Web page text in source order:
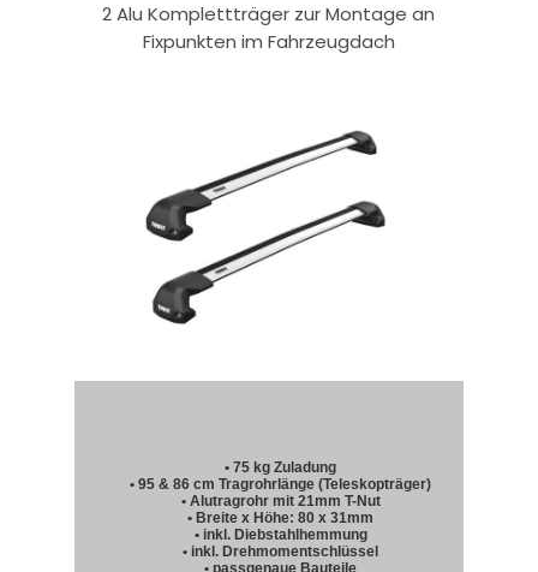
2 Alu Komplettträger zur Montage an
Fixpunkten im Fahrzeugdach
• 75 kg Zuladung
• 95 & 86 cm Tragrohrlänge (Teleskopträger)
• Alutragrohr mit 21mm T-Nut
• Breite x Höhe: 80 x 31mm
• inkl. Diebstahlhemmung
• inkl. Drehmomentschlüssel